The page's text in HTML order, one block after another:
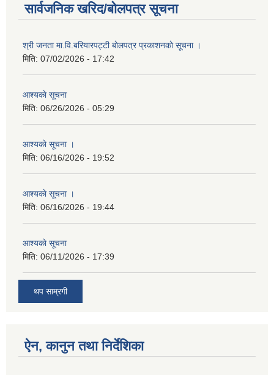
सार्वजनिक खरिद/बोलपत्र सूचना
श्री जनता मा.वि.बरियारपट्टी बाेलपत्र प्रकाशनकाे सूचना ।
मिति: 07/02/2026 - 17:42
आश्यकाे सूचना
मिति: 06/26/2026 - 05:29
आश्यकाे सूचना ।
मिति: 06/16/2026 - 19:52
आश्यकाे सूचना ।
मिति: 06/16/2026 - 19:44
आश्यकाे सूचना
मिति: 06/11/2026 - 17:39
थप साम्रगी
ऐन, कानुन तथा निर्देशिका